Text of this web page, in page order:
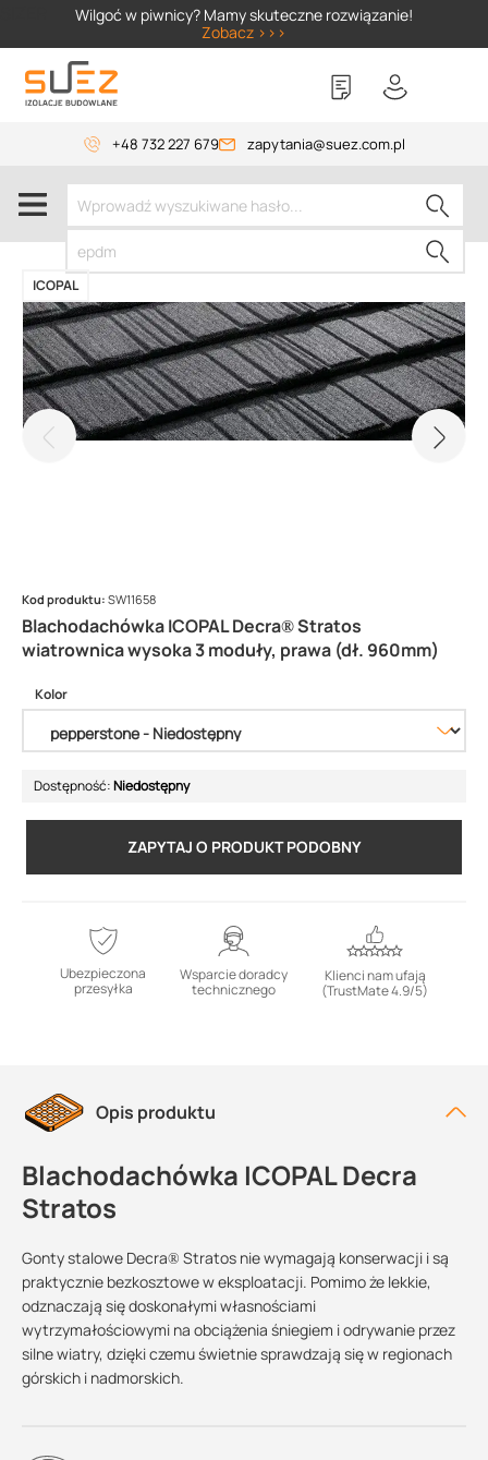
Wilgoć w piwnicy? Mamy skuteczne rozwiązanie!
Zobacz >>>
+48 732 227 679 zapytania@suez.com.pl
Blachodachówka ICOPAL Decra® Stratos
wiatrownica wysoka 3 moduły, prawa (dł. 960mm)
ICOPAL
Kod produktu: SW11658
Kolor
Dostępność:Niedostępny
ZAPYTAJ O PRODUKT PODOBNY
Ubezpieczona
przesyłka
Wsparcie doradcy
technicznego
Klienci nam ufają
(TrustMate 4.9/5)
Opis produktu
Blachodachówka ICOPAL Decra
Stratos
Gonty stalowe Decra® Stratos nie wymagają konserwacji i są
praktycznie bezkosztowe w eksploatacji. Pomimo że lekkie,
odznaczają się doskonałymi własnościami
wytrzymałościowymi na obciążenia śniegiem i odrywanie przez
silne wiatry, dzięki czemu świetnie sprawdzają się w regionach
górskich i nadmorskich.